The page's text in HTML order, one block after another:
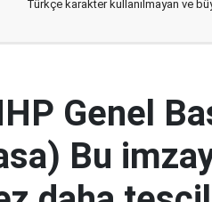
Türkçe karakter kullanılmayan ve
Genel
Bu